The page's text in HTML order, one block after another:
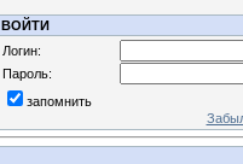
ВОЙТИ
Логин:
Пароль:
запомнить